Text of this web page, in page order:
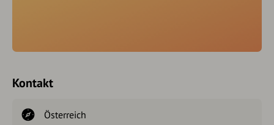
Kontakt
Österreich